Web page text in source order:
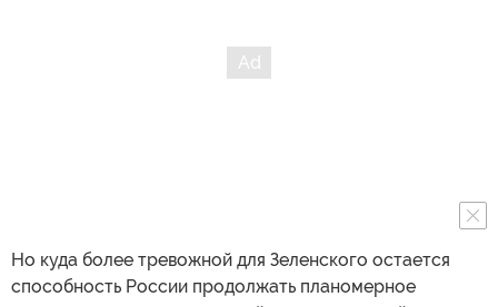
Но куда более тревожной для Зеленского остается
способность России продолжать планомерное